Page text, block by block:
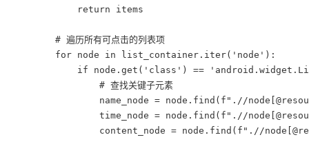
            return items
        # 遍历所有可点击的列表项
        for node in list_container.iter('node'):
if node.get('class') ==
                # 查找关键子元素
name_node = node.find(f".//
time_node = node.find(f".//
content_node = node.find(f".//